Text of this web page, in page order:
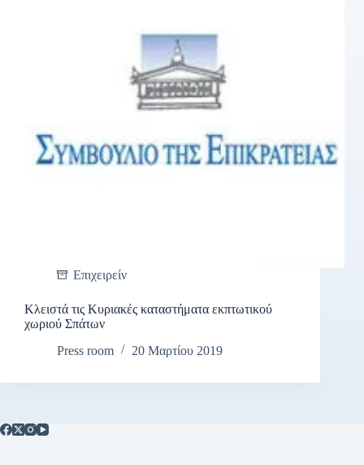
Επιχειρείν
Κλειστά τις Κυριακές καταστήματα εκπτωτικού
χωριού Σπάτων
Press room
20 Μαρτίου 2019